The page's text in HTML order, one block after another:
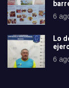
6
Lo
6